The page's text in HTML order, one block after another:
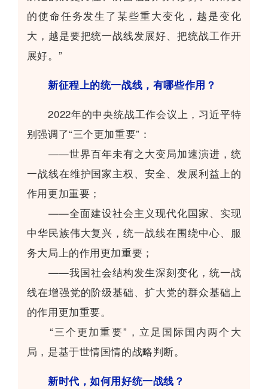
的使命任务发生了某些重大变化，越是变化
大，越是要把统一战线发展好、把统战工作开
展好。”
新征程上的统一战线，有哪些作用？
2022年的中央统战工作会议上，习近平特
别强调了“三个更加重要”：
——世界百年未有之大变局加速演进，统
一战线在维护国家主权、安全、发展利益上的
作用更加重要；
——全面建设社会主义现代化国家、实现
中华民族伟大复兴，统一战线在围绕中心、服
务大局上的作用更加重要；
——我国社会结构发生深刻变化，统一战
线在增强党的阶级基础、扩大党的群众基础上
的作用更加重要。
“三个更加重要”，立足国际国内两个大
局，是基于世情国情的战略判断。
新时代，如何用好统一战线？